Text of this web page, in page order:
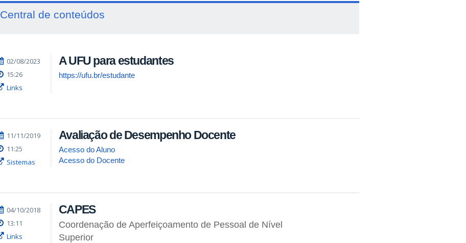
Central de conteúdos
02/08/2023
15:26
Links
A UFU para estudantes
https://ufu.br/estudante
11/11/2019
11:25
Sistemas
Avaliação de Desempenho Docente
Acesso do Aluno
Acesso do Docente
04/10/2018
13:11
Links
CAPES
Coordenação de Aperfeiçoamento de Pessoal de Nível
Superior